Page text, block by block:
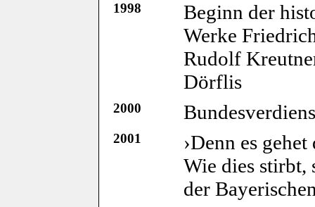
1998
Beginn der
Werke
Rudolf
Dörflis
2000
2001
›Denn es
Wie dies stirbt,
der